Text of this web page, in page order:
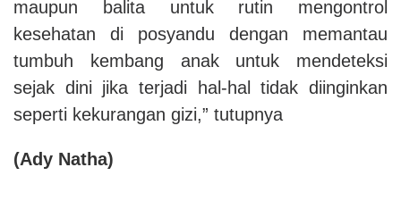
maupun balita untuk rutin mengontrol
kesehatan di posyandu dengan memantau
tumbuh kembang anak untuk mendeteksi
sejak dini jika terjadi hal-hal tidak diinginkan
seperti kekurangan gizi,” tutupnya
(Ady Natha)